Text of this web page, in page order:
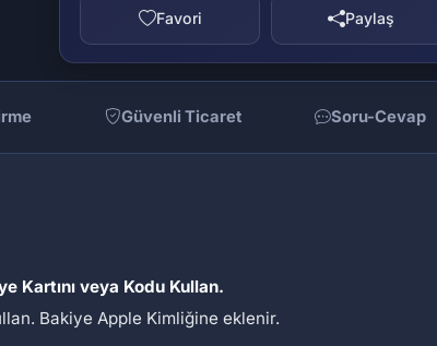
Favori Paylaş
Güvenli Ticaret Soru-Cevap
Kartını veya Kodu Kullan.
Bakiye Apple Kimliğine eklenir.